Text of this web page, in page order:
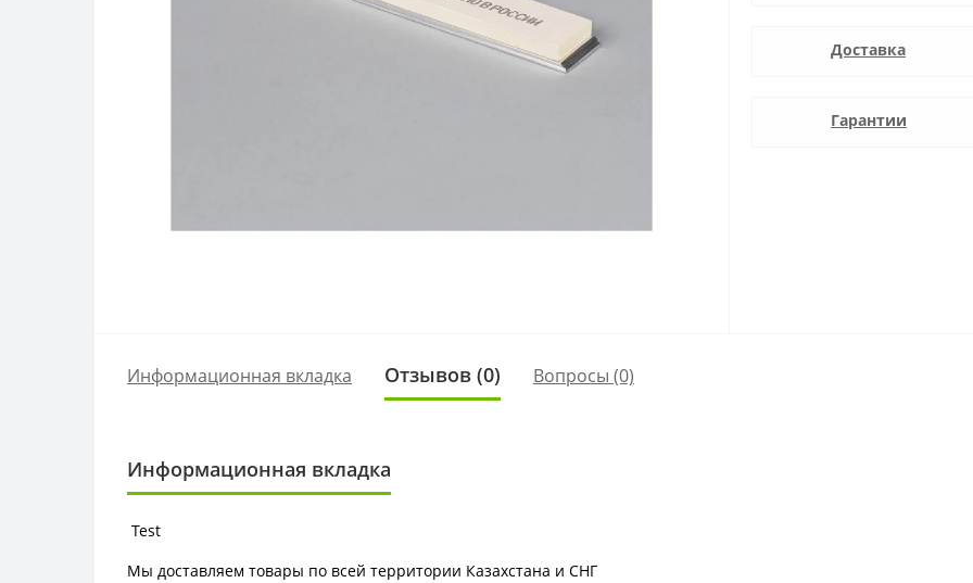
Доставка
Гарантии
Информационная вкладка Отзывов (0) Вопросы (0)
Информационная вкладка
Test
Мы доставляем товары по всей территории Казахстана и СНГ